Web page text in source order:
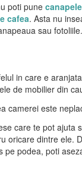
poti pune canapele
cafea. Asta nu
sau
in care e
de mobilier din
camerei este
care te pot ajuta
oricare dintre ele.
pe podea, poti